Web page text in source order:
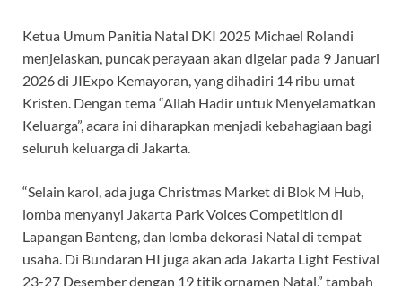
Ketua Umum Panitia Natal DKI 2025 Michael Rolandi
menjelaskan, puncak perayaan akan digelar pada 9 Januari
2026 di JIExpo Kemayoran, yang dihadiri 14 ribu umat
Kristen. Dengan tema “Allah Hadir untuk Menyelamatkan
Keluarga”, acara ini diharapkan menjadi kebahagiaan bagi
seluruh keluarga di Jakarta.
“Selain karol, ada juga Christmas Market di Blok M Hub,
lomba menyanyi Jakarta Park Voices Competition di
Lapangan Banteng, dan lomba dekorasi Natal di tempat
usaha. Di Bundaran HI juga akan ada Jakarta Light Festival
23-27 Desember dengan 19 titik ornamen Natal,” tambah